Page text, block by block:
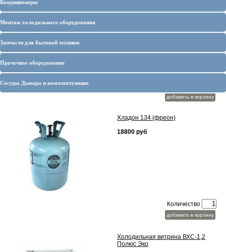
Кондиционеры
Монтаж холодильного оборудования
Запчасти для бытовой техники
Прачечное оборудование
Сосуды Дьюара и комплектующие
добавить в корзину
Хладон 134 (фреон)
18800 руб
Количество
добавить в корзину
Холодильная витрина ВХС-1,2
Полюс Эко